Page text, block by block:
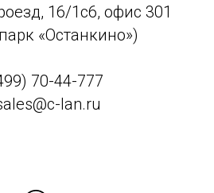
16/1с6, офис 301
«Останкино»)
70-44-777
lan.ru